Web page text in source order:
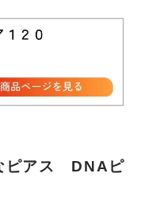
ピアス DNAピ